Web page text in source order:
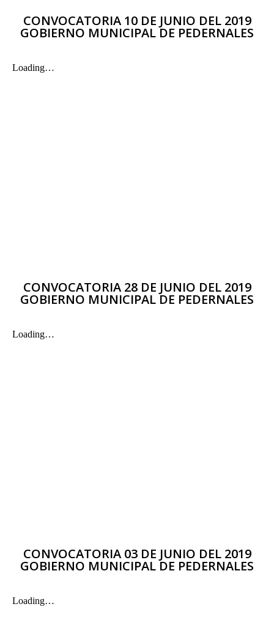
CONVOCATORIA 10 DE JUNIO DEL 2019
GOBIERNO MUNICIPAL DE PEDERNALES
CONVOCATORIA 28 DE JUNIO DEL 2019
GOBIERNO MUNICIPAL DE PEDERNALES
CONVOCATORIA 03 DE JUNIO DEL 2019
GOBIERNO MUNICIPAL DE PEDERNALES